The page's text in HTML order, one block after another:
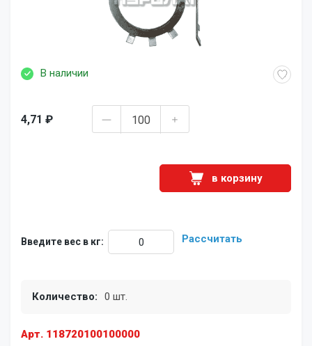
Арт. 118720100100000
В наличии
4,71 ₽
в корзину
Введите вес в кг: Рассчитать
Количество: 0 шт.